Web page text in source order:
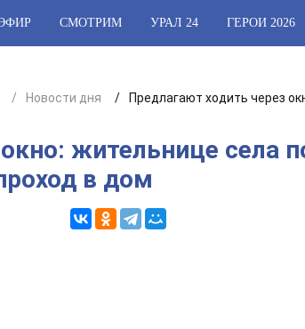
СМОТРИМ УРАЛ 24 ГЕРОИ 2026
Новости дня Предлагают ходить через
жительнице села
в дом